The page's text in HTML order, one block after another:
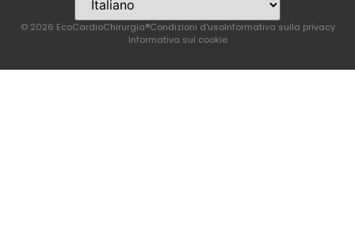
© 2026 EcoCardioChirurgia®Condizioni d'usoInformativa sulla privacy
Informativa sui cookie